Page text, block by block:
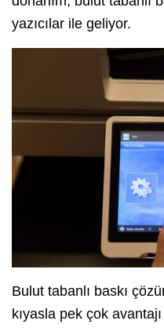
yazıcılar ile geliyor.
Bulut tabanlı baskı
kıyasla pek çok